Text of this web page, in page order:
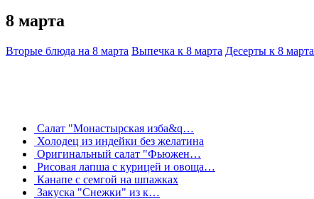
8 марта
Вторые блюда на 8 марта Выпечка к 8 марта Десерты к 8 марта
Салат "Монастырская изба&q…
Холодец из индейки без желатина
Оригинальный салат "Фьюжен…
Рисовая лапша с курицей и овоща…
Канапе с семгой на шпажках
Закуска "Снежки" из к…